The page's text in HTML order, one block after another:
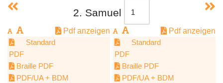
2. Samuel
Pdf anzeigen
Standard
PDF
Braille PDF
PDF/UA + BDM
Pdf anzeigen
Standard
PDF
Braille PDF
PDF/UA + BDM